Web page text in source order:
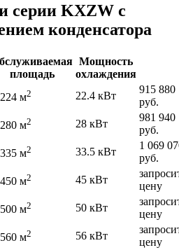
серии KXZW с
конденсатора
площадь
Мощность
охлаждения
224 м2 22.4 кВт
915 880
руб.
280 м2 28 кВт
981 940
руб.
335 м2 33.5 кВт
1 069
руб.
450 м2 45 кВт
цену
500 м2 50 кВт
цену
560 м2 56 кВт
цену